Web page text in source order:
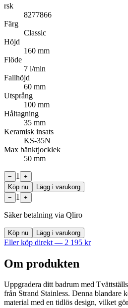
rsk
8277866
Färg
Classic
Höjd
160 mm
Flöde
7 l/min
Fallhöjd
60 mm
Utsprång
100 mm
Håltagning
35 mm
Keramisk insats
KS-35N
Max bänktjocklek
50 mm
− 1
+
Köp nu
Lägg i varukorg
−
1 +
Säker betalning via Qliro
Köp nu Lägg i varukorg
Eller köp direkt — 2 195 kr
Om produkten
Uppgradera ditt badrum med
från Strand Stainless. Denna blandare
material med en tidlös design, vilket